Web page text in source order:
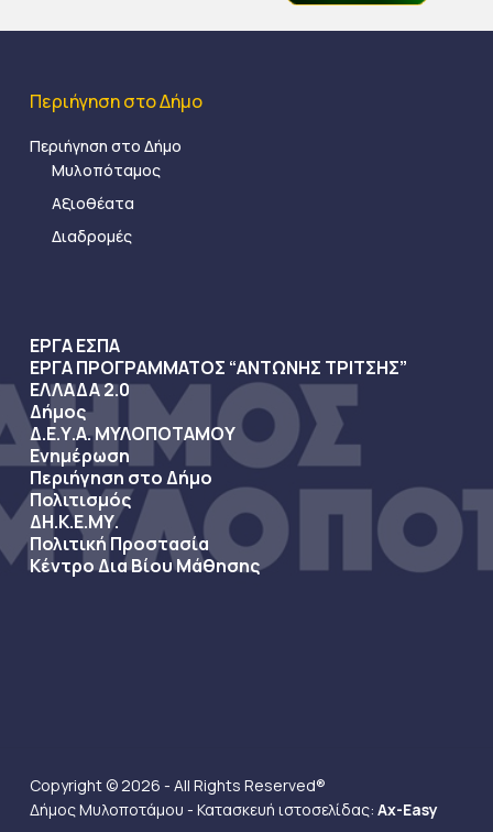
Περιήγηση στο Δήμο
Περιήγηση στο Δήμο
Μυλοπόταμος
Αξιοθέατα
Διαδρομές
ΕΡΓΑ ΕΣΠΑ
ΕΡΓΑ ΠΡΟΓΡΑΜΜΑΤΟΣ “ΑΝΤΩΝΗΣ ΤΡΙΤΣΗΣ”
ΕΛΛΑΔΑ 2.0
Δήμος
Δ.Ε.Υ.Α. ΜΥΛΟΠΟΤΑΜΟΥ
Ενημέρωση
Περιήγηση στο Δήμο
Πολιτισμός
ΔΗ.Κ.Ε.ΜΥ.
Πολιτική Προστασία
Κέντρο Δια Βίου Μάθησης
Copyright © 2026 - All Rights Reserved®
Δήμος Μυλοποτάμου - Κατασκευή ιστοσελίδας: Ax-Easy